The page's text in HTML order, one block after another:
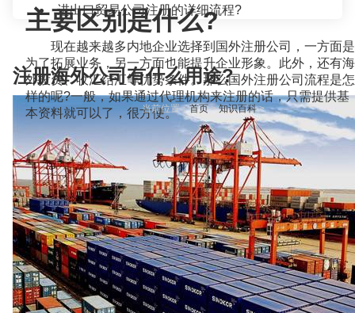
当前位置：首页>知识百科>
主要区别是什么?
现在越来越多内地企业选择到国外注册公司，一方面是
为了拓展业务，另一方面也能提升企业形象。此外，还有海
外投资、收汇结汇等优势条件。那么国外注册公司流程是怎
样的呢?一般，如果通过代理机构来注册的话，只需提供基
本资料就可以了，很方便。
进出口贸易公司注册的详细流程?
注册海外公司有什么用途?